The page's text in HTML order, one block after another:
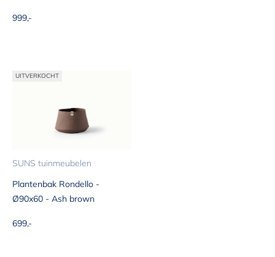
Aanbiedingsprijs
999,-
UITVERKOCHT
SUNS tuinmeubelen
Plantenbak Rondello -
Ø90x60 - Ash brown
Aanbiedingsprijs
699,-